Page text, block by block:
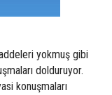
yokmuş gibi
dolduruyor.
konuşmaları